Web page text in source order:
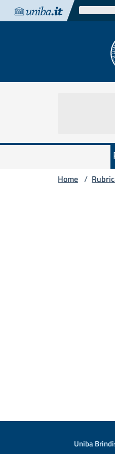
Vai al contenuto
Vai alla navigazione
Vai al footer
Home /
Uniba